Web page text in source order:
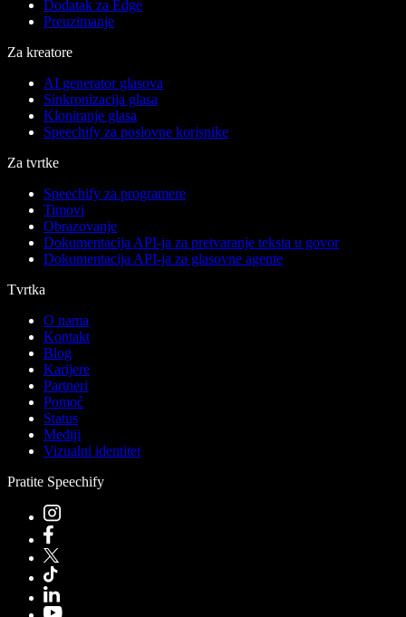
Dodatak za Edge
Preuzimanje
Za kreatore
AI generator glasova
Sinkronizacija glasa
Kloniranje glasa
Speechify za poslovne korisnike
Za tvrtke
Speechify za programere
Timovi
Obrazovanje
Dokumentacija API-ja za pretvaranje teksta u govor
Dokumentacija API-ja za glasovne agente
Tvrtka
O nama
Kontakt
Blog
Karijere
Partneri
Pomoć
Status
Mediji
Vizualni identitet
Pratite Speechify